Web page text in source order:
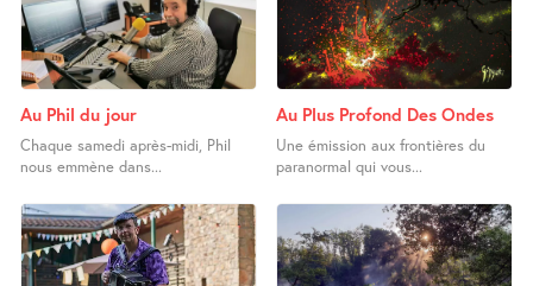
Au Phil du jour
Chaque samedi après-midi, Phil
nous emmène dans...
Au Plus Profond Des Ondes
Une émission aux frontières du
paranormal qui vous...